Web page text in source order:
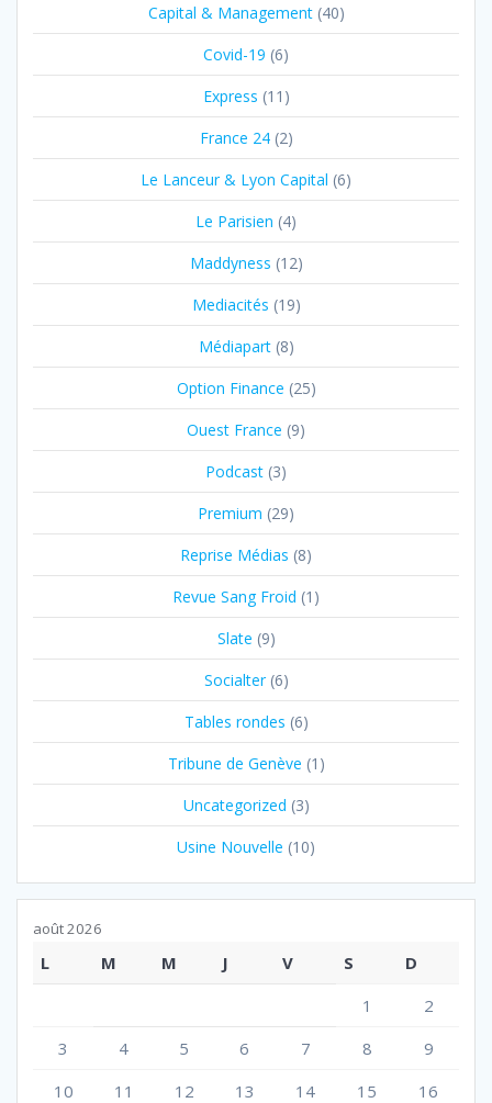
Capital & Management(40)
Covid-19 (6)
Express (11)
France 24(2)
Le Lanceur & Lyon Capital (6)
Le Parisien (4)
Maddyness (12)
Mediacités (19)
Médiapart(8)
Option Finance (25)
Ouest France (9)
Podcast (3)
Premium (29)
Reprise Médias (8)
Revue Sang Froid (1)
Slate (9)
Socialter(6)
Tables rondes (6)
Tribune de Genève (1)
Uncategorized (3)
Usine Nouvelle (10)
août 2026
L M M J V S
D
1
2
3
4 5 6 7 8
9
10
11 12 13 14 15 16